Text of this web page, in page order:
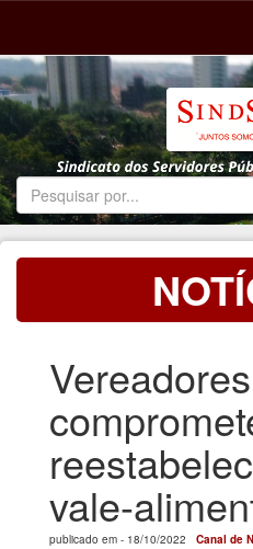
vale-
publicado em - 18/10/2022 Canal de